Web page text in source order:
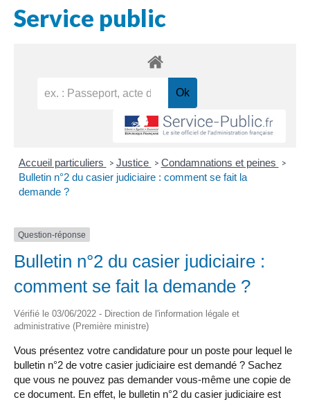
Service public
Accueil particuliers > Justice > Condamnations et peines >
Bulletin n°2 du casier judiciaire : comment se fait la
demande ?
Question-réponse
Bulletin n°2 du casier judiciaire :
comment se fait la demande ?
Vérifié le 03/06/2022 - Direction de l'information légale et
administrative (Première ministre)
Vous présentez votre candidature pour un poste pour lequel le
bulletin n°2 de votre casier judiciaire est demandé ? Sachez
que vous ne pouvez pas demander vous-même une copie de
ce document. En effet, le bulletin n°2 du casier judiciaire est